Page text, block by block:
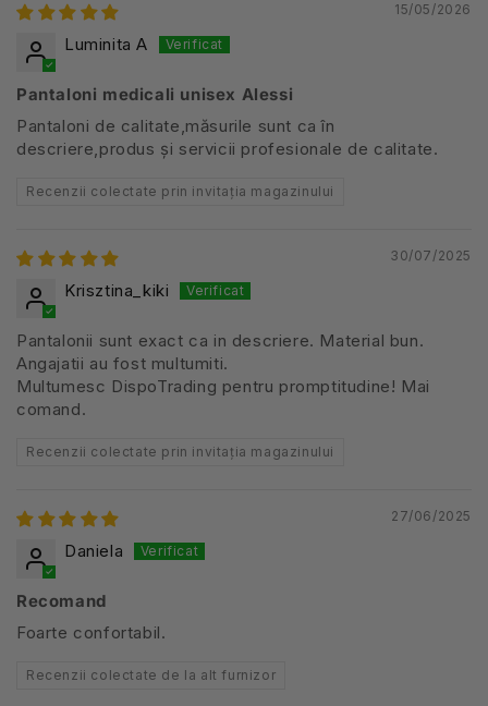
15/05/2026
Luminita A
Pantaloni medicali unisex Alessi
Pantaloni de calitate,măsurile sunt ca în
descriere,produs și servicii profesionale de calitate.
Recenzii colectate prin invitația magazinului
30/07/2025
Krisztina_kiki
Pantalonii sunt exact ca in descriere. Material bun.
Angajatii au fost multumiti.
Multumesc DispoTrading pentru promptitudine! Mai
comand.
Recenzii colectate prin invitația magazinului
27/06/2025
Daniela
Recomand
Foarte confortabil.
Recenzii colectate de la alt furnizor